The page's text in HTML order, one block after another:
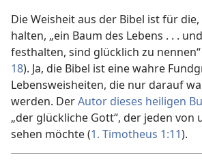
Die Weisheit aus der Bibel ist für
halten, „ein Baum des Lebens . . .
festhalten, sind glücklich zu nennen“
18). Ja, die Bibel ist eine wahre
Lebensweisheiten, die nur darauf
werden. DerAutor dieses heiligen
„der glückliche Gott“, der jeden von
sehen möchte (1. Timotheus 1:11).